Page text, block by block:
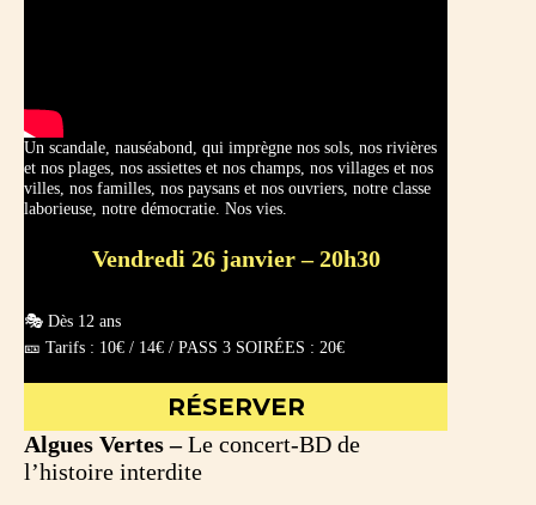
Un scandale, nauséabond, qui imprègne nos sols, nos rivières
et nos plages, nos assiettes et nos champs, nos villages et nos
villes, nos familles, nos paysans et nos ouvriers, notre classe
laborieuse, notre démocratie. Nos vies.
Vendredi 26 janvier – 20h30
🎭 Dès 12 ans
🎫 Tarifs : 10€ / 14€ / PASS 3 SOIRÉES : 20€
RÉSERVER
Algues Vertes –Le concert-BD de
l’histoire interdite